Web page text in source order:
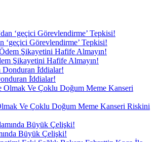
‘geçici Görevlendirme’ Tepkisi!
Şikayetini Hafife Almayın!
İ̇ddialar!
Ve Çoklu Doğum Meme Kanseri Riskini
Büyük Çelişki!